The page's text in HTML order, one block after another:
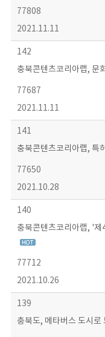
77808
2021.11.11
142
충북콘텐츠코리아랩, 문
77687
2021.11.11
141
충북콘텐츠코리아랩, 특
77650
2021.10.28
140
충북콘텐츠코리아랩, '제
77712
2021.10.26
139
충북도, 메타버스 도시로